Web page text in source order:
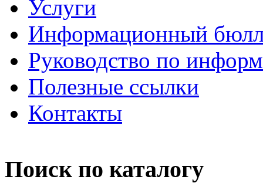
Услуги
Информационный
Руководство по
Полезные ссылки
Контакты
Поиск по каталогу